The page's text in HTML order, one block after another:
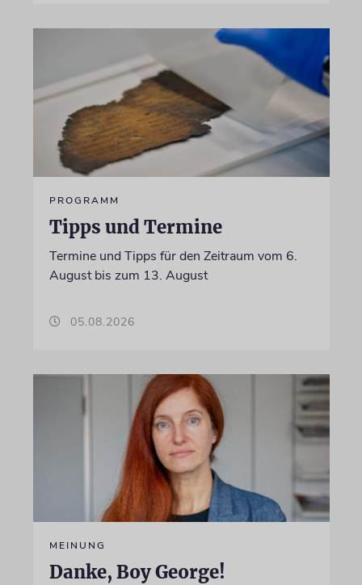
PROGRAMM
Tipps und Termine
Termine und Tipps für den Zeitraum vom 6.
August bis zum 13. August
05.08.2026
MEINUNG
Danke, Boy George!